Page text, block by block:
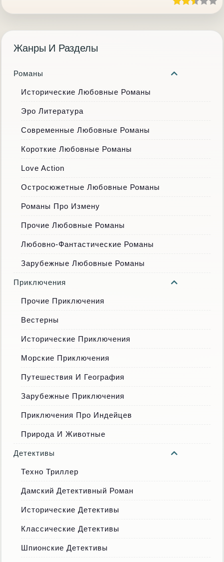
Жанры И Разделы
Романы
Исторические Любовные Романы
Эро Литература
Современные Любовные Романы
Короткие Любовные Романы
Love Action
Остросюжетные Любовные Романы
Романы Про Измену
Прочие Любовные Романы
Любовно-Фантастические Романы
Зарубежные Любовные Романы
Приключения
Прочие Приключения
Вестерны
Исторические Приключения
Морские Приключения
Путешествия И География
Зарубежные Приключения
Приключения Про Индейцев
Природа И Животные
Детективы
Техно Триллер
Дамский Детективный Роман
Исторические Детективы
Классические Детективы
Шпионские Детективы